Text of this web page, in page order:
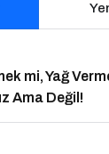
mi, Yağ
Ama Değil!